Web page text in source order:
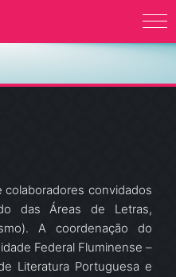
convidados
das Áreas de Letras,
A coordenação do
Federal Fluminense –
Literatura Portuguesa e